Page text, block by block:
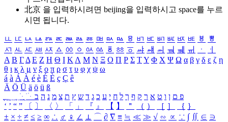
北京 을 입력하시려면 beijing을 입력하시고 space를 누르
시면 됩니다.
ㅥ ㅦ ㅧ ㅨ ㅩ ㅪ ㅫ ㅬ ㅭ ㅮ ㅯ ㅰ ㅱ ㅲ ㅳ ㅴ ㅵ ㅶ ㅷ ㅸ
ㅹ
ㅺ ㅻ ㅼ ㅽ ㅾ ㅿ ㆀ ㆁ ㆂ ㆃ ㆄ ㆅ ㆆ ㆇ ㆈ ㆉ ㆊ ㆋ ㆌ ㆍ
ㆎ
Α Β ΓΔ Ε Ζ Η Θ Ι ΚΛ Μ Ν Ξ Ο Π Ρ Σ ΤΥ Φ Χ Ψ Ω α β γ δ ε ζ η
θ ι κ λ μ ν ξ ο π ρ σ τ υ φ χ ψ ω
á à Á À é è É È ç Ç ê
Ä Ö Ü ä ö ü ß
ִֶֹ ֻּ ׁׂ פ ם ן ו ט א ר ק ף ך ל ח י ע כ ג ד ש ץ ת צ מ נ ה ב
‘ ’ “ ” 〔 〕 〈 〉 「 」 『 』 【 】 ＂ （ ） ［ ］ ｛ ｝
± × ÷ ≠ ≤ ≥ ∞ ∴ ♂ ♀ ∠ ⊥ ⌒ ∂ ∇ ≡ ≒ ≪ ≫ √ ∽ ∝ ∵ ∫ ∬ ∈ ∋